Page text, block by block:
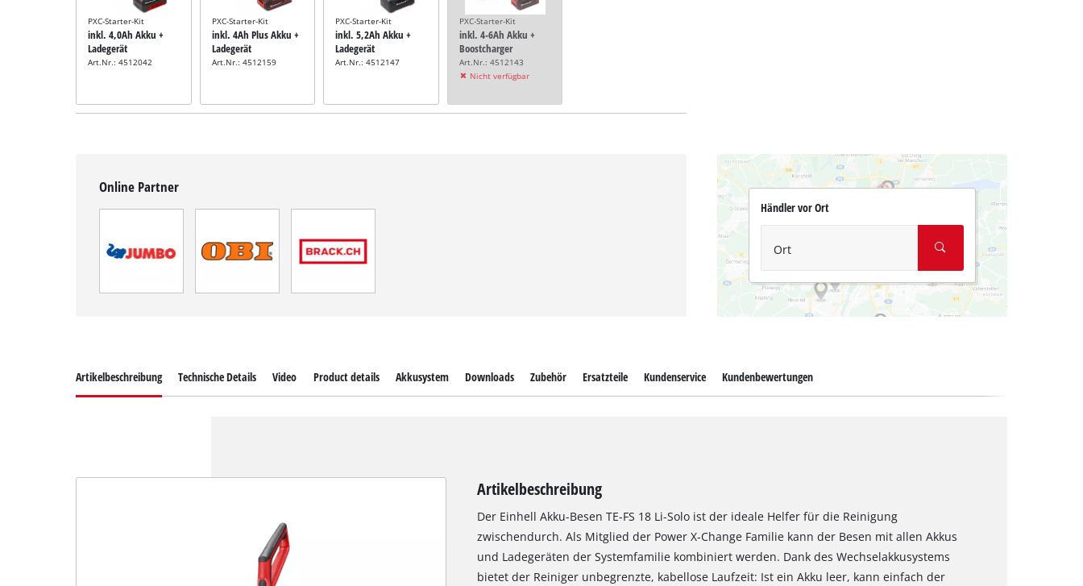
PXC-Starter-Kit
inkl. 4,0Ah Akku +
Ladegerät
Art.Nr.: 4512042
PXC-Starter-Kit
inkl. 4Ah Plus Akku +
Ladegerät
Art.Nr.: 4512159
PXC-Starter-Kit
inkl. 5,2Ah Akku +
Ladegerät
Art.Nr.: 4512147
PXC-Starter-Kit
inkl. 4-6Ah Akku +
Boostcharger
Art.Nr.: 4512143
Nicht verfügbar
Online Partner
Händler vor Ort
Ort
Artikelbeschreibung Technische Details Video Product details Akkusystem Downloads Zubehör Ersatzteile Kundenservice Kundenbewertungen
Artikelbeschreibung
Der Einhell Akku-Besen TE-FS 18 Li-Solo ist der ideale Helfer für die Reinigung
zwischendurch. Als Mitglied der Power X-Change Familie kann der Besen mit allen Akkus
und Ladegeräten der Systemfamilie kombiniert werden. Dank des Wechselakkusystems
bietet der Reiniger unbegrenzte, kabellose Laufzeit: Ist ein Akku leer, kann einfach der